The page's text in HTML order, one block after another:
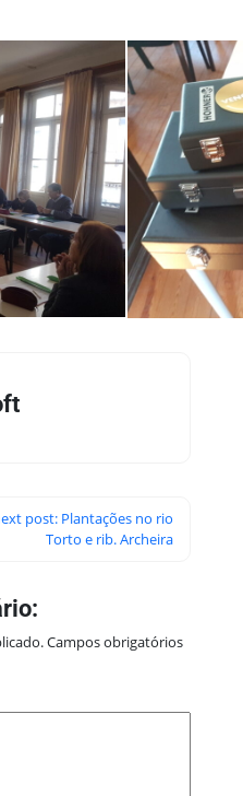
post: Plantações no rio
Torto e rib. Archeira
Campos obrigatórios